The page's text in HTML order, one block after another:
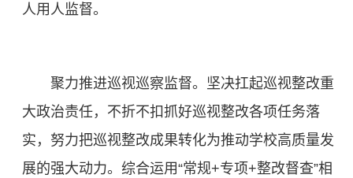
人用人监督。
聚力推进巡视巡察监督。坚决扛起巡视整改重
大政治责任，不折不扣抓好巡视整改各项任务落
实，努力把巡视整改成果转化为推动学校高质量发
展的强大动力。综合运用“常规+专项+整改督查”相